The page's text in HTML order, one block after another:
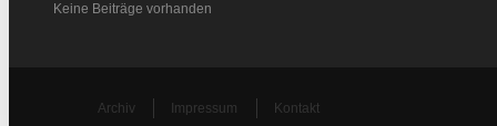
Keine Beiträge vorhanden
Archiv Impressum Kontakt